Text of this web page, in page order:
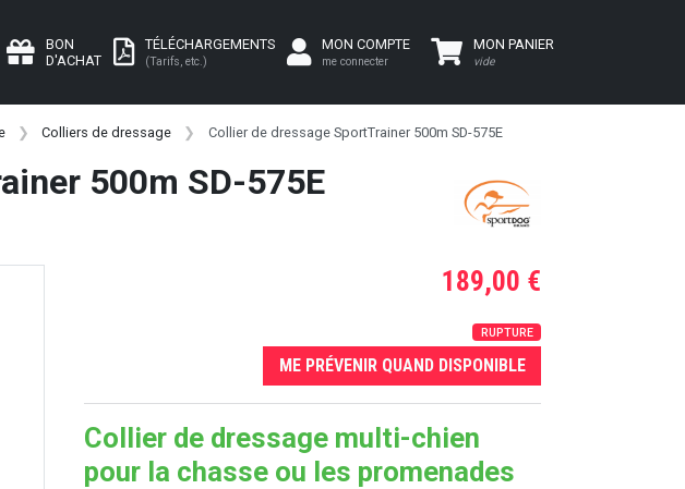
BON
D'ACHAT
TÉLÉCHARGEMENTS
(Tarifs, etc.)
MON COMPTE
me connecter
MON PANIER
vide
Colliers de dressage Collier de dressage SportTrainer 500m SD-575E
500m SD-575E
189,00 €
RUPTURE
ME PRÉVENIR QUAND DISPONIBLE
Collier de dressage multi-chien
pour la chasse ou les promenades